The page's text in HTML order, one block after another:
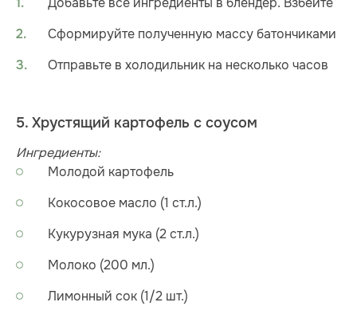
Сформируйте полученную массу батончиками
Отправьте в холодильник на несколько часов
5. Хрустящий картофель с соусом
Ингредиенты:
Молодой картофель
Кокосовое масло (1 ст.л.)
Кукурузная мука (2 ст.л.)
Молоко (200 мл.)
Лимонный сок (1/2 шт.)